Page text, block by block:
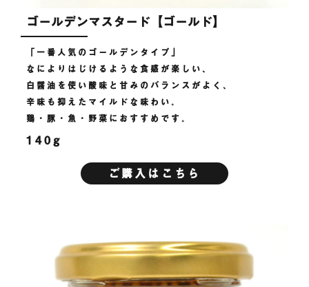
ゴールデンマスタード【ゴールド】
「一番人気のゴールデンタイプ」
なによりはじけるような食感が楽しい、
白醤油を使い酸味と甘みのバランスがよく、
辛味も抑えたマイルドな味わい。
鶏・豚・魚・野菜におすすめです。
140g
ご購入はこちら